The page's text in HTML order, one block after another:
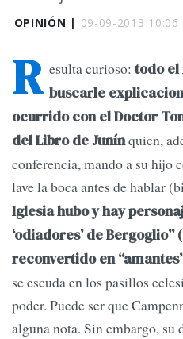
OPINIÓN | 09-09-2013 10:06
R esulta curioso: todo el
buscarle
ocurrido con el Doctor
del Libro de Junínquien,
conferencia, mando a su hijo
lave la boca antes de hablar
Iglesia hubo y hay
‘odiadores’ de Bergoglio”
reconvertido en
se escuda en los pasillos
poder. Puede ser que
alguna nota. Sin embargo, su